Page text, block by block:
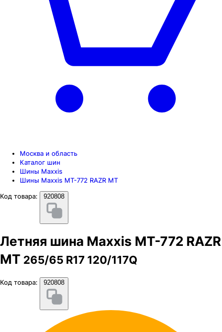
Москва и область
Каталог шин
Шины Maxxis
Шины Maxxis MT-772 RAZR MT
Код товара:
920808
Летняя шина Maxxis MT-772 RAZR
MT 265/65 R17 120/117Q
Код товара: 920808